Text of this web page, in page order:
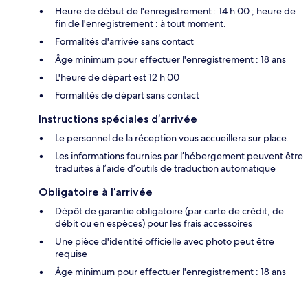
Heure de début de l'enregistrement : 14 h 00 ; heure de
fin de l'enregistrement : à tout moment.
Formalités d'arrivée sans contact
Âge minimum pour effectuer l'enregistrement : 18 ans
L'heure de départ est 12 h 00
Formalités de départ sans contact
Instructions spéciales d’arrivée
Le personnel de la réception vous accueillera sur place.
Les informations fournies par l’hébergement peuvent être
traduites à l’aide d’outils de traduction automatique
Obligatoire à l’arrivée
Dépôt de garantie obligatoire (par carte de crédit, de
débit ou en espèces) pour les frais accessoires
Une pièce d'identité officielle avec photo peut être
requise
Âge minimum pour effectuer l'enregistrement : 18 ans